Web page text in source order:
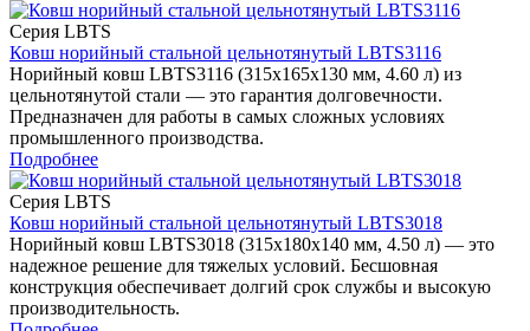
Серия LBTS
Ковш норийный стальной цельнотянутый LBTS3116
Норийный ковш LBTS3116 (315x165x130 мм, 4.60 л) из
цельнотянутой стали — это гарантия долговечности.
Предназначен для работы в самых сложных условиях
промышленного производства.
Подробнее
Серия LBTS
Ковш норийный стальной цельнотянутый LBTS3018
Норийный ковш LBTS3018 (315x180x140 мм, 4.50 л) — это
надежное решение для тяжелых условий. Бесшовная
конструкция обеспечивает долгий срок службы и высокую
производительность.